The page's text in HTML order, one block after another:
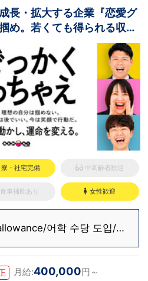
長・拡大する企業『恋愛グ
め。若くても得られる収入
寮・社宅完備 中高齢者歓迎
食事補助あり 女性歓迎
어학 수당 도입/推
月給:400,000円～